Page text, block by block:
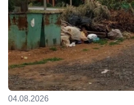
04.08.2026